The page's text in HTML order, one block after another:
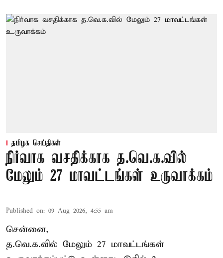
தமிழக செய்திகள்
நிர்வாக வசதிக்காக த.வெ.க.வில்
மேலும் 27 மாவட்டங்கள் உருவாக்கம்
Published on: 09 Aug 2026, 4:55 am
சென்னை,
த.வெ.க.வில் மேலும் 27 மாவட்டங்கள்